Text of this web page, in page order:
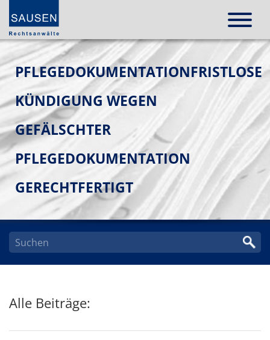
PFLEGEDOKUMENTATIONFRISTLOSE
KÜNDIGUNG WEGEN
GEFÄLSCHTER
PFLEGEDOKUMENTATION
GERECHTFERTIGT
Alle Beiträge: